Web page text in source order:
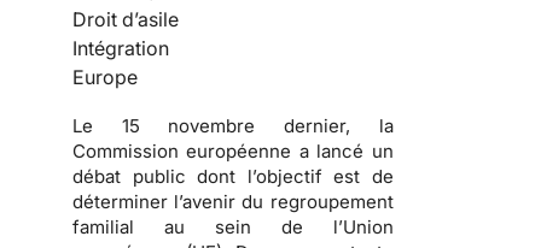
Droit d’asile
Intégration
Europe
Le 15 novembre dernier, la
Commission européenne a lancé un
débat public dont l’objectif est de
déterminer l’avenir du regroupement
familial au sein de l’Union